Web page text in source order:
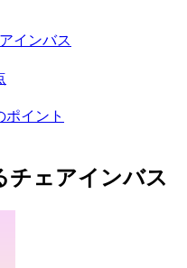
インバス
ポイント
チェアインバス